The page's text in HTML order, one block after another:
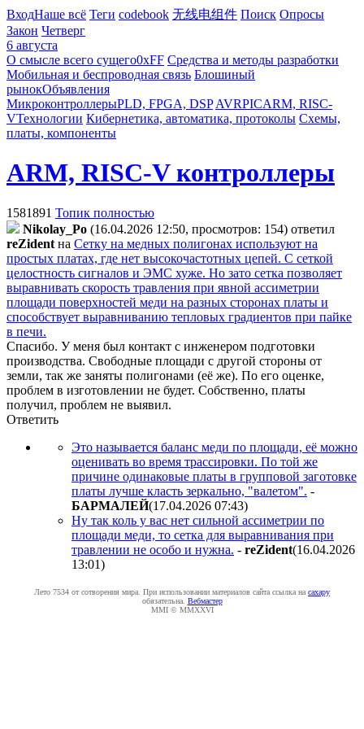
ВходНаше всё Теги codebook 无线电组件 Поиск Опросы
Закон Четверг
6 августа
О смысле всего сущего0xFF Средства и методы разработки
Мобильная и беспроводная связь Блошиный
рынокОбъявления
МикроконтроллерыPLD, FPGA, DSP AVRPICARM, RISC-
VТехнологии Кибернетика, автоматика, протоколы Схемы,
платы, компоненты
ARM, RISC-V контроллеры
1581891 Топик полностью
Nikolay_Po (16.04.2026 12:50, просмотров: 154) ответил
reZident на Сетку на медных полигонах используют на
простых платах, где нет высокочастотных цепей. С сеткой
целостность сигналов и ЭМС хуже. Но зато сетка позволяет
выравнивать скорость травления при явной ассиметрии
площади поверхностей меди на разных сторонах платы и
способствует выравниванию тепловых градиентов при пайке
в печи.
Спасибо. У меня был контакт с инженером подготовки
производства. Свободные площади с другой стороны от
земли, так же заняты полигонами (её же). По его оценке,
проблем в изготовлении не будет. Собственно, платы
получил, проблем не выявил.
Ответить
Это называется баланс меди по площади, её можно
оценивать во время трассировки. По той же
причине одинаковые платы в групповой заготовке
платы лучше класть зеркально, "валетом". -
БAPMAЛEЙ(17.04.2026 07:43)
Ну так коль у вас нет сильной ассиметрии по
площади меди, то сетка для выравнивания при
травлении не особо и нужна. - reZident(16.04.2026
13:01)
Лето 7534 от сотворения мира. При использовании материалов сайта ссылка на caxapу
обязательна. Вебмастер
MMI © MMXXVI